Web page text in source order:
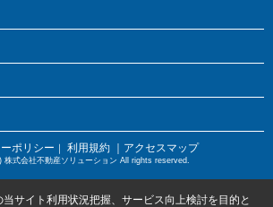
ポリシー ｜ 利用規約 ｜アクセスマップ
株式会社不動産ソリューション All rights reserved.
サイト利用状況把握、サービス向上検討を目的と